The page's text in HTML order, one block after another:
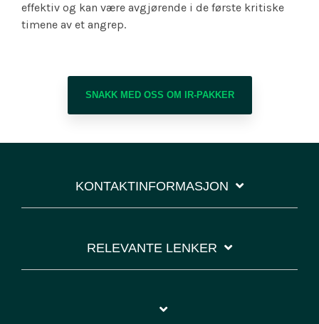
effektiv og kan være avgjørende i de første kritiske
timene av et angrep.
SNAKK MED OSS OM IR-PAKKER
KONTAKTINFORMASJON
RELEVANTE LENKER